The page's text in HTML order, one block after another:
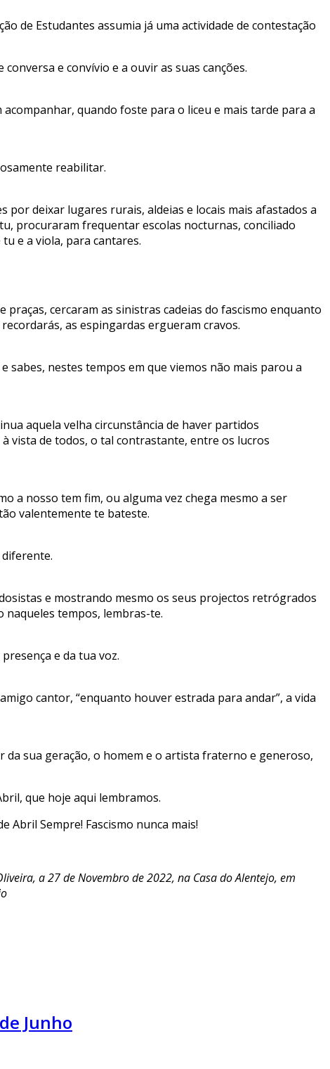
de Estudantes assumia já uma actividade de contestação
e convívio e a ouvir as suas canções.
quando foste para o liceu e mais tarde para a
reabilitar.
por deixar lugares rurais, aldeias e locais mais afastados a
procuraram frequentar escolas nocturnas, conciliado
e a viola, para cantares.
cercaram as sinistras cadeias do fascismo enquanto
as espingardas ergueram cravos.
sabes, nestes tempos em que viemos não mais parou a
aquela velha circunstância de haver partidos
vista de todos, o tal contrastante, entre os lucros
a nosso tem fim, ou alguma vez chega mesmo a ser
valentemente te bateste.
e mostrando mesmo os seus projectos retrógrados
tempos, lembras-te.
e da tua voz.
cantor, “enquanto houver estrada para andar”, a vida
sua geração, o homem e o artista fraterno e generoso,
que hoje aqui lembramos.
Abril Sempre! Fascismo nunca mais!
a 27 de Novembro de 2022, na Casa do Alentejo, em
Junho